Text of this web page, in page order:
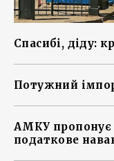
Спасибі, діду:
Потужний
АМКУ пропонує
податкове